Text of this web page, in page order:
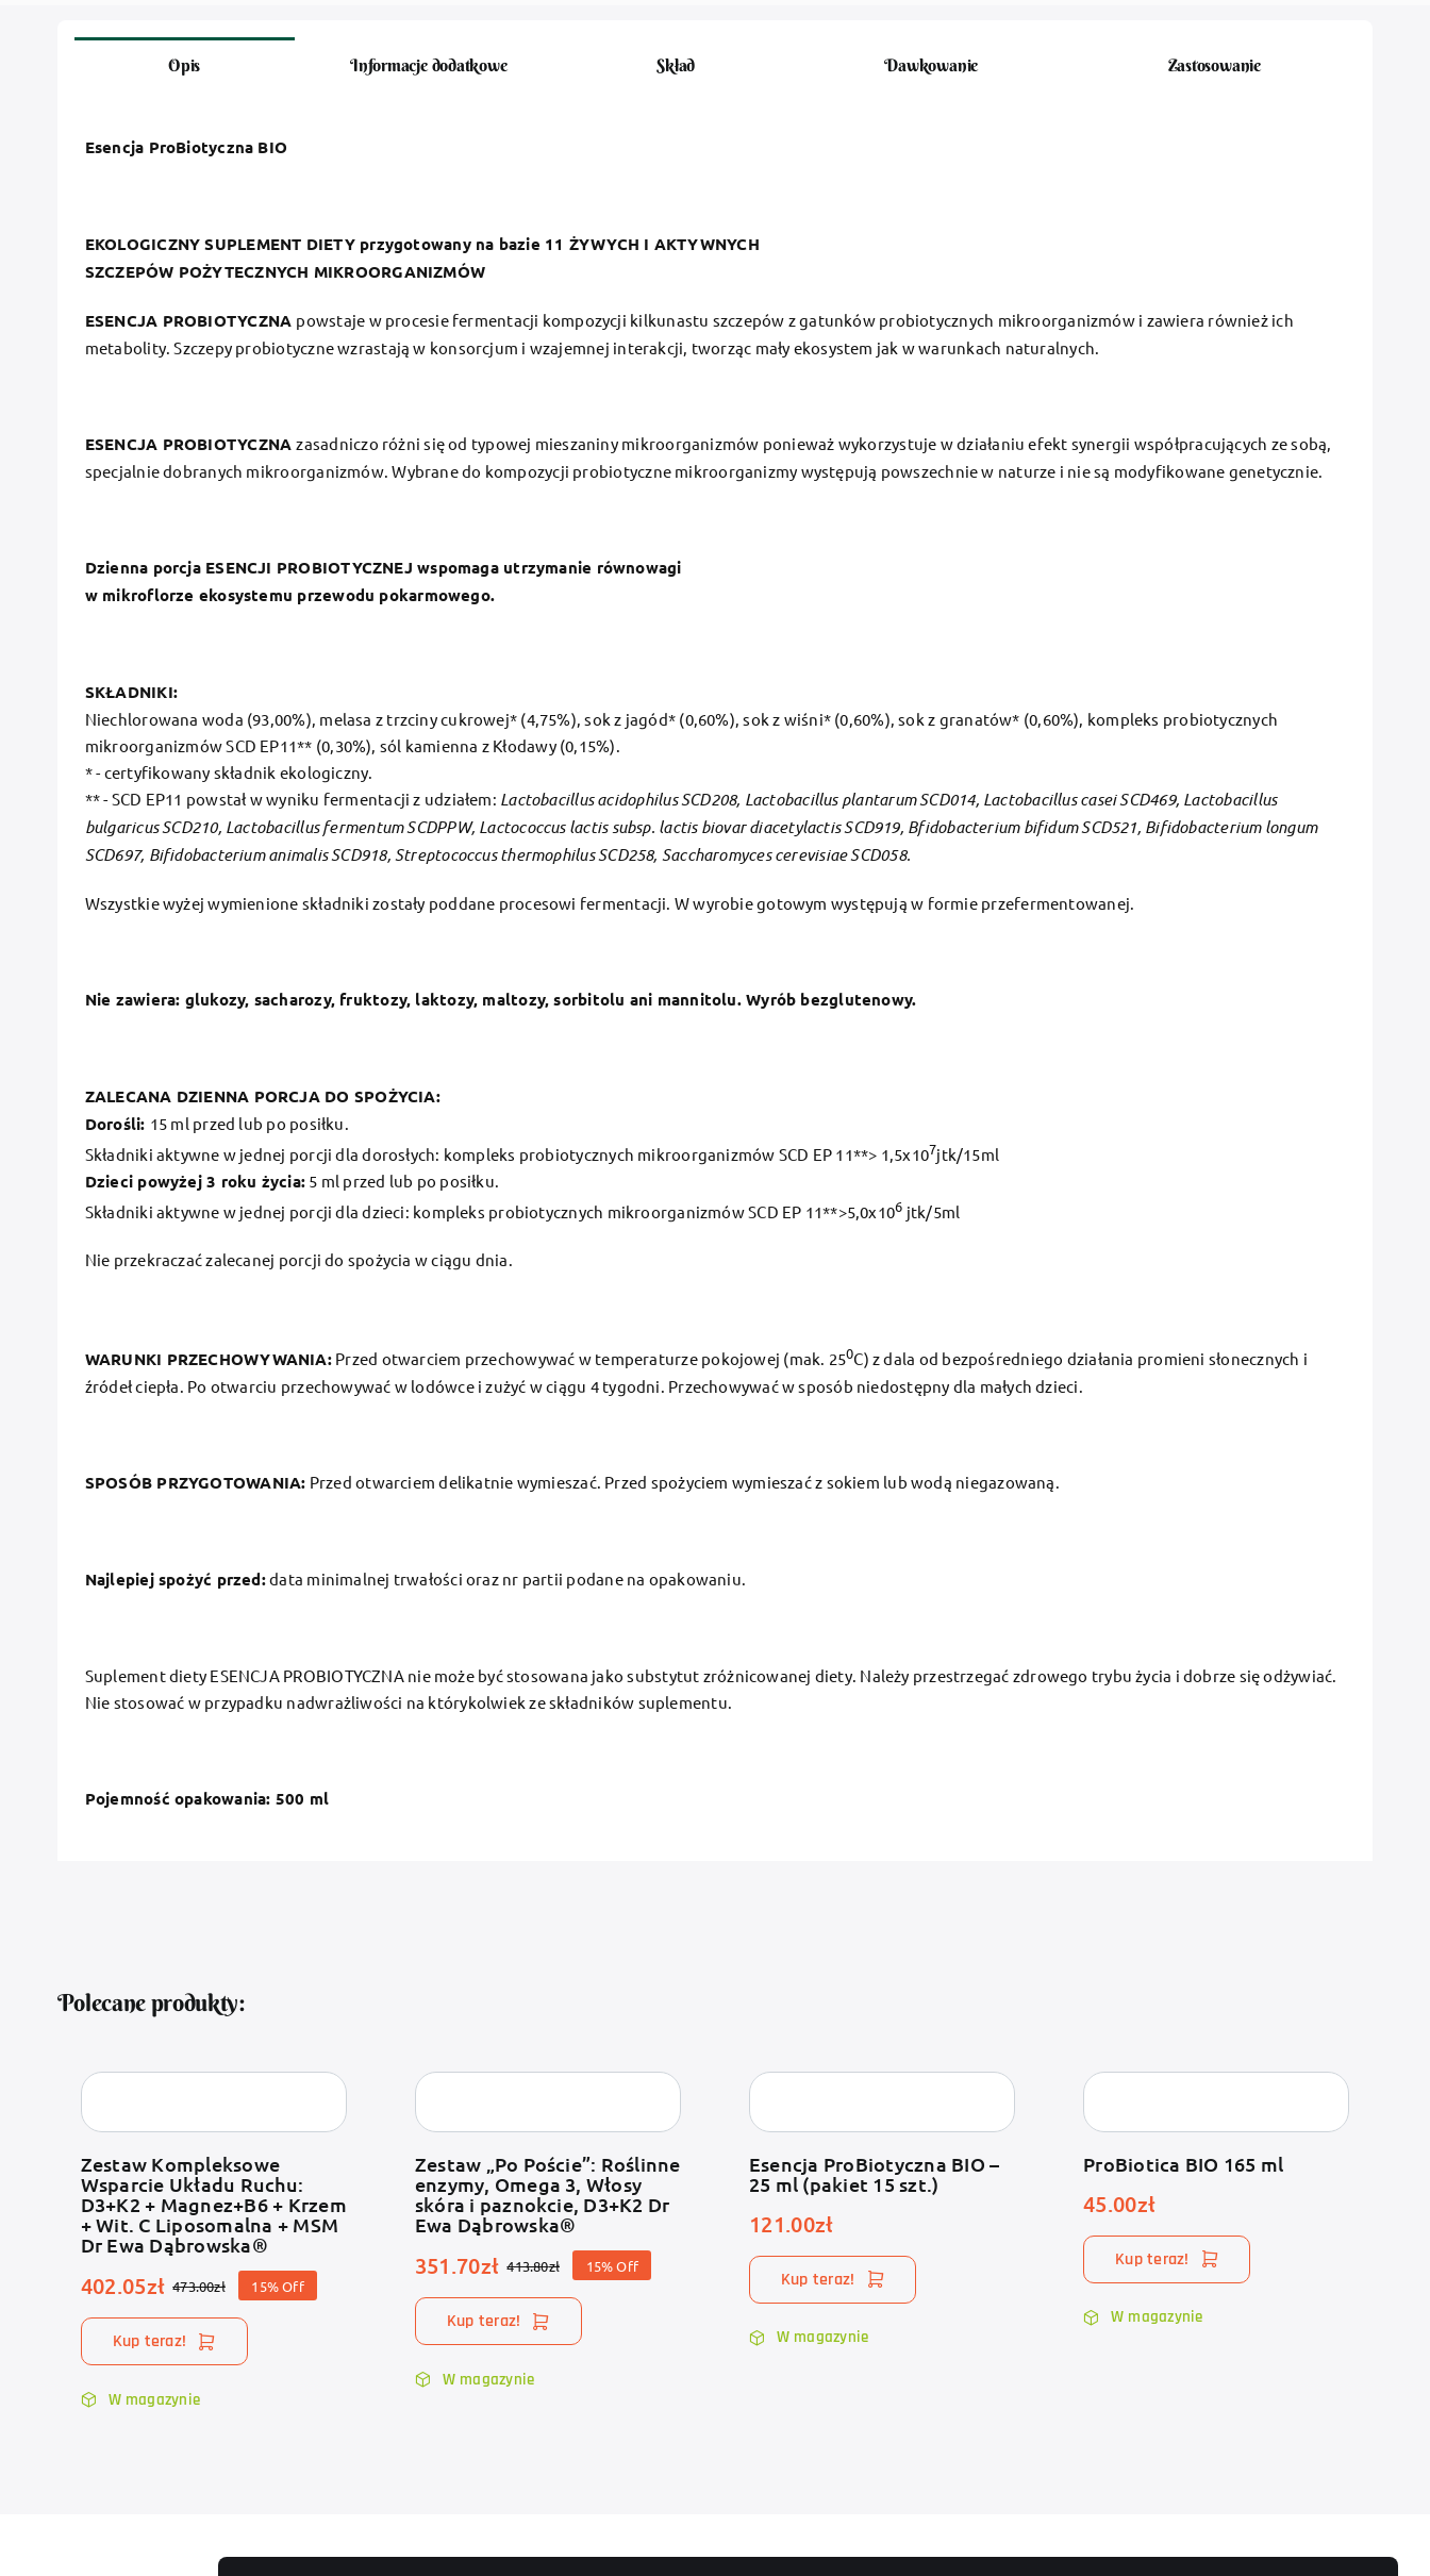
Opis Informacje dodatkowe Skład Dawkowanie Zastosowanie
Esencja ProBiotyczna BIO
EKOLOGICZNY SUPLEMENT DIETY przygotowany na bazie 11 ŻYWYCH I AKTYWNYCH
SZCZEPÓW POŻYTECZNYCH MIKROORGANIZMÓW
ESENCJA PROBIOTYCZNA powstaje w procesie fermentacji kompozycji kilkunastu szczepów z gatunków probiotycznych mikroorganizmów i zawiera również ich
metabolity. Szczepy probiotyczne wzrastają w konsorcjum i wzajemnej interakcji, tworząc mały ekosystem jak w warunkach naturalnych.
ESENCJA PROBIOTYCZNAzasadniczo różni się od typowej mieszaniny mikroorganizmów ponieważ wykorzystuje w działaniu efekt synergii współpracujących ze sobą,
specjalnie dobranych mikroorganizmów. Wybrane do kompozycji probiotyczne mikroorganizmy występują powszechnie w naturze i nie są modyfikowane genetycznie.
Dzienna porcja ESENCJI PROBIOTYCZNEJ wspomaga utrzymanie równowagi
w mikroflorze ekosystemu przewodu pokarmowego.
SKŁADNIKI:
Niechlorowana woda (93,00%), melasa z trzciny cukrowej* (4,75%), sok z jagód* (0,60%), sok z wiśni* (0,60%), sok z granatów* (0,60%), kompleks probiotycznych
mikroorganizmów SCD EP11** (0,30%), sól kamienna z Kłodawy (0,15%).
* - certyfikowany składnik ekologiczny.
** - SCD EP11 powstał w wyniku fermentacji z udziałem: Lactobacillus acidophilus SCD208, Lactobacillus plantarum SCD014, Lactobacillus casei SCD469, Lactobacillus
bulgaricus SCD210, Lactobacillus fermentum SCDPPW, Lactococcus lactis subsp. lactis biovar diacetylactis SCD919, Bfidobacterium bifidum SCD521, Bifidobacterium longum
SCD697, Bifidobacterium animalis SCD918, Streptococcus thermophilus SCD258, Saccharomyces cerevisiae SCD058.
Wszystkie wyżej wymienione składniki zostały poddane procesowi fermentacji. W wyrobie gotowym występują w formie przefermentowanej.
Nie zawiera: glukozy, sacharozy, fruktozy, laktozy, maltozy, sorbitolu ani mannitolu. Wyrób bezglutenowy.
ZALECANA DZIENNA PORCJA DO SPOŻYCIA:
Dorośli: 15 ml przed lub po posiłku.
Składniki aktywne w jednej porcji dla dorosłych: kompleks probiotycznych mikroorganizmów SCD EP 11**> 1,5x107jtk/15ml
Dzieci powyżej 3 roku życia: 5 ml przed lub po posiłku.
Składniki aktywne w jednej porcji dla dzieci: kompleks probiotycznych mikroorganizmów SCD EP 11**>5,0x106 jtk/5ml
Nie przekraczać zalecanej porcji do spożycia w ciągu dnia.
WARUNKI PRZECHOWYWANIA:Przed otwarciem przechowywać w temperaturze pokojowej (mak. 250C) z dala od bezpośredniego działania promieni słonecznych i
źródeł ciepła. Po otwarciu przechowywać w lodówce i zużyć w ciągu 4 tygodni. Przechowywać w sposób niedostępny dla małych dzieci.
SPOSÓB PRZYGOTOWANIA: Przed otwarciem delikatnie wymieszać. Przed spożyciem wymieszać z sokiem lub wodą niegazowaną.
Najlepiej spożyć przed:data minimalnej trwałości oraz nr partii podane na opakowaniu.
Suplement diety ESENCJA PROBIOTYCZNA nie może być stosowana jako substytut zróżnicowanej diety. Należy przestrzegać zdrowego trybu życia i dobrze się odżywiać.
Nie stosować w przypadku nadwrażliwości na którykolwiek ze składników suplementu.
Pojemność opakowania: 500 ml
Polecane produkty:
Zestaw Kompleksowe
Wsparcie Układu Ruchu:
D3+K2 + Magnez+B6 + Krzem
+ Wit. C Liposomalna + MSM
Dr Ewa Dąbrowska®
473.00złPierwotna
cena
wynosiła:
402.05zł
Aktualna
cena
wynosi:
15% Off
Kup teraz!
W magazynie
Zestaw „Po Poście”: Roślinne
enzymy, Omega 3, Włosy
skóra i paznokcie, D3+K2 Dr
Ewa Dąbrowska®
413.80złPierwotna
cena
wynosiła:
351.70zł
Aktualna
cena
wynosi:
15% Off
Kup teraz!
W magazynie
Esencja ProBiotyczna BIO –
25 ml (pakiet 15 szt.)
121.00zł
Kup teraz!
W magazynie
ProBiotica BIO 165 ml
45.00zł
Kup teraz!
W magazynie